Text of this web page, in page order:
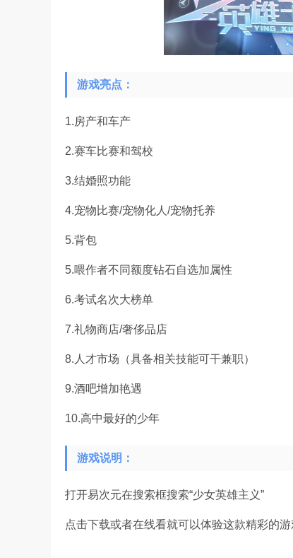
游戏亮点：
1.房产和车产
2.赛车比赛和驾校
3.结婚照功能
4.宠物比赛/宠物化人/宠物托养
5.背包
5.喂作者不同额度钻石自选加属性
6.考试名次大榜单
7.礼物商店/奢侈品店
8.人才市场（具备相关技能可干兼职）
9.酒吧增加艳遇
10.高中最好的少年
游戏说明：
打开易次元在搜索框搜索“少女英雄主义”
点击下载或者在线看就可以体验这款精彩的游